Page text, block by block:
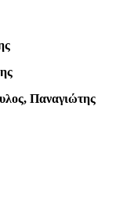
Παναγιώτης